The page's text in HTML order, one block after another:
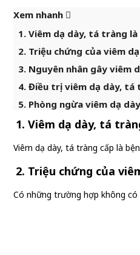
Xem nhanh
1. Viêm dạ dày, tá tràng là
2. Triệu chứng của viêm
3. Nguyên nhân gây viêm
4. Điều trị viêm dạ dày, tá
5. Phòng ngừa viêm dạ
1. Viêm dạ dày, tá
Viêm dạ dày, tá tràng cấp là
2. Triệu chứng của
Có những trường hợp không